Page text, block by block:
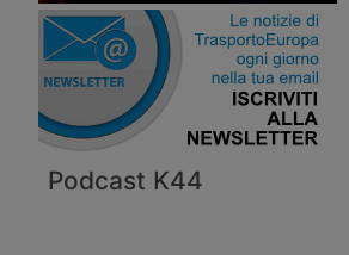
Podcast K44